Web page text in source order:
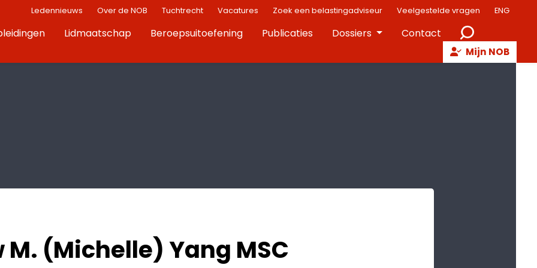
Ledennieuws Over de NOB Tuchtrecht Vacatures Zoek een belastingadviseur Veelgestelde vragen ENG
Lidmaatschap Beroepsuitoefening Publicaties Dossiers Contact
Mijn NOB
(Michelle) Yang MSC